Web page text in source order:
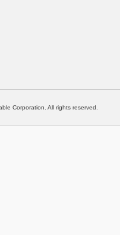
Corporation. All rights reserved.